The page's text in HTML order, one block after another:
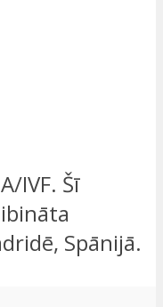
IVF. Šī
Spānijā.